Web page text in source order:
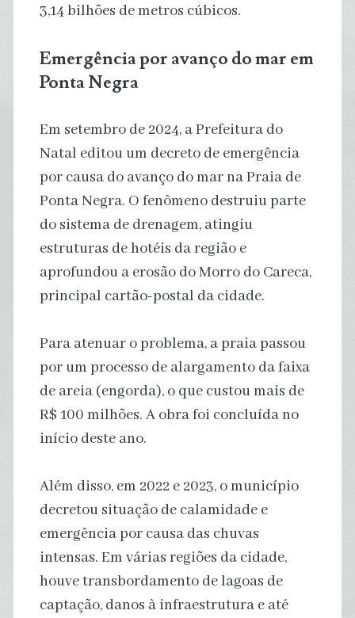
3,14 bilhões de metros cúbicos.
Emergência por avanço do mar em
Ponta Negra
Em setembro de 2024, a Prefeitura do
Natal editou um decreto de emergência
por causa do avanço do mar na Praia de
Ponta Negra. O fenômeno destruiu parte
do sistema de drenagem, atingiu
estruturas de hotéis da região e
aprofundou a erosão do Morro do Careca,
principal cartão-postal da cidade.
Para atenuar o problema, a praia passou
por um processo de alargamento da faixa
de areia (engorda), o que custou mais de
R$ 100 milhões. A obra foi concluída no
início deste ano.
Além disso, em 2022 e 2023, o município
decretou situação de calamidade e
emergência por causa das chuvas
intensas. Em várias regiões da cidade,
houve transbordamento de lagoas de
captação, danos à infraestrutura e até